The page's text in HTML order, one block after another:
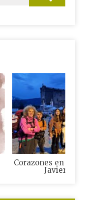
Corazones en
Javierada